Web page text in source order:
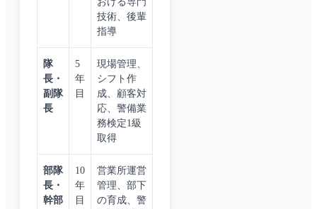
技術、後輩
指導
隊
長・
副隊
長
5
年
目
現場管理、
シフト作
成、顧客対
応、警備業
務検定1級
取得
部隊
長・
幹部
10
年
目
営業所運営
管理、部下
の育成、警